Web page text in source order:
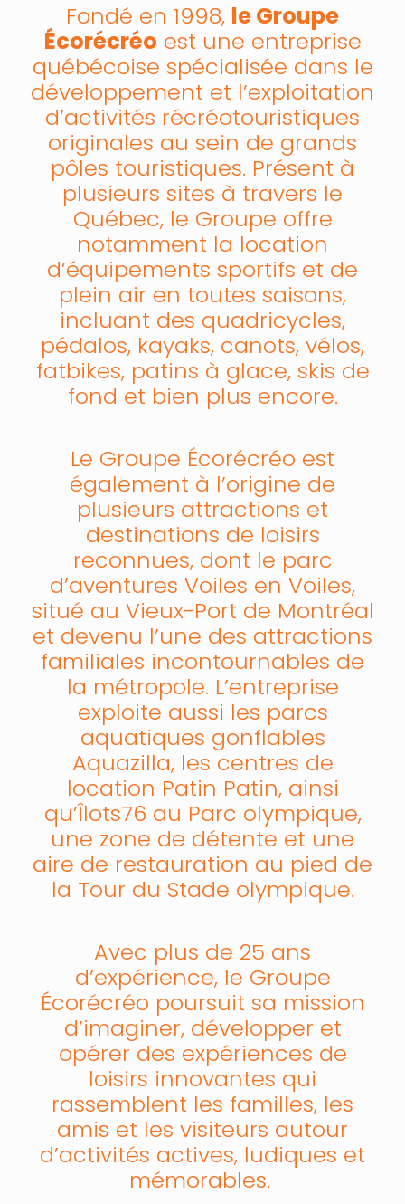
Fondé en 1998, le Groupe
Écorécréo est une entreprise
québécoise spécialisée dans le
développement et l’exploitation
d’activités récréotouristiques
originales au sein de grands
pôles touristiques. Présent à
plusieurs sites à travers le
Québec, le Groupe offre
notamment la location
d’équipements sportifs et de
plein air en toutes saisons,
incluant des quadricycles,
pédalos, kayaks, canots, vélos,
fatbikes, patins à glace, skis de
fond et bien plus encore.
Le Groupe Écorécréo est
également à l’origine de
plusieurs attractions et
destinations de loisirs
reconnues, dont le parc
d’aventures Voiles en Voiles,
situé au Vieux-Port de Montréal
et devenu l’une des attractions
familiales incontournables de
la métropole. L’entreprise
exploite aussi les parcs
aquatiques gonflables
Aquazilla, les centres de
location Patin Patin, ainsi
qu’Îlots76 au Parc olympique,
une zone de détente et une
aire de restauration au pied de
la Tour du Stade olympique.
Avec plus de 25 ans
d’expérience, le Groupe
Écorécréo poursuit sa mission
d’imaginer, développer et
opérer des expériences de
loisirs innovantes qui
rassemblent les familles, les
amis et les visiteurs autour
d’activités actives, ludiques et
mémorables.